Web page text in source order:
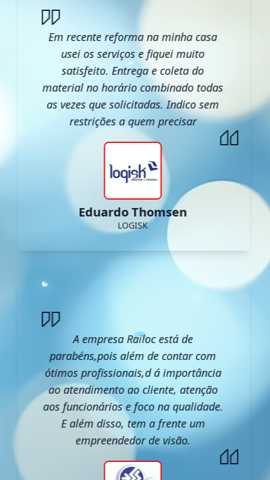
Em recente reforma na minha casa
usei os serviços e fiquei muito
satisfeito. Entrega e coleta do
material no horário combinado todas
as vezes que solicitadas. Indico sem
restrições a quem precisar
Eduardo Thomsen
LOGISK
A empresa Railoc está de
parabéns,pois além de contar com
ótimos profissionais,d á importância
ao atendimento ao cliente, atenção
aos funcionários e foco na qualidade.
E além disso, tem a frente um
empreendedor de visão.